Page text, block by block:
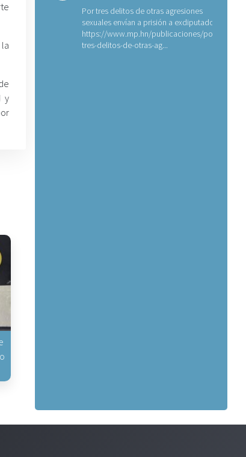
y
Por tres delitos de otras agresiones
sexuales envían a prisión a exdiputado
https://www.mp.hn/publicaciones/por-
tres-delitos-de-otras-ag...